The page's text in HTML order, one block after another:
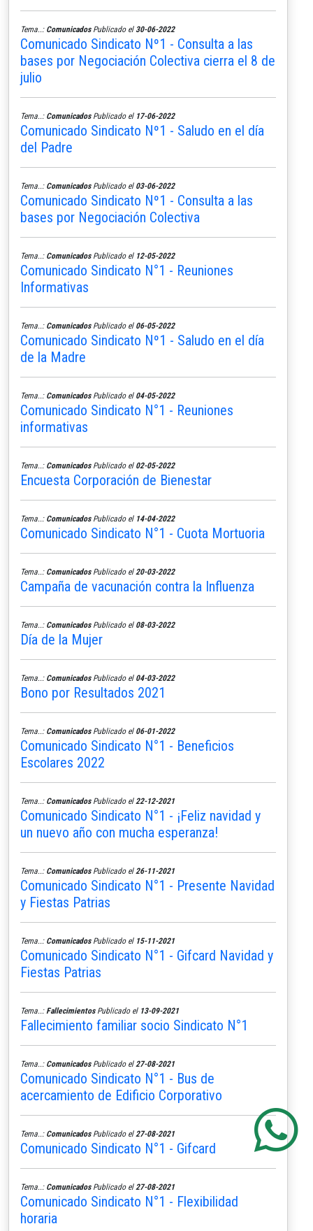
Tema..: ComunicadosPublicado el 30-06-2022
Comunicado Sindicato Nº1 - Consulta a las
bases por Negociación Colectiva cierra el 8 de
julio
Tema..: ComunicadosPublicado el 17-06-2022
Comunicado Sindicato Nº1 - Saludo en el día
del Padre
Tema..: ComunicadosPublicado el 03-06-2022
Comunicado Sindicato Nº1 - Consulta a las
bases por Negociación Colectiva
Tema..: ComunicadosPublicado el 12-05-2022
Comunicado Sindicato N°1 - Reuniones
Informativas
Tema..: ComunicadosPublicado el 06-05-2022
Comunicado Sindicato Nº1 - Saludo en el día
de la Madre
Tema..: ComunicadosPublicado el 04-05-2022
Comunicado Sindicato N°1 - Reuniones
informativas
Tema..: ComunicadosPublicado el 02-05-2022
Encuesta Corporación de Bienestar
Tema..: ComunicadosPublicado el 14-04-2022
Comunicado Sindicato N°1 - Cuota Mortuoria
Tema..: ComunicadosPublicado el 20-03-2022
Campaña de vacunación contra la Influenza
Tema..: ComunicadosPublicado el 08-03-2022
Día de la Mujer
Tema..: ComunicadosPublicado el 04-03-2022
Bono por Resultados 2021
Tema..: ComunicadosPublicado el 06-01-2022
Comunicado Sindicato N°1 - Beneficios
Escolares 2022
Tema..: ComunicadosPublicado el 22-12-2021
Comunicado Sindicato N°1 - ¡Feliz navidad y
un nuevo año con mucha esperanza!
Tema..: ComunicadosPublicado el 26-11-2021
Comunicado Sindicato N°1 - Presente Navidad
y Fiestas Patrias
Tema..: ComunicadosPublicado el 15-11-2021
Comunicado Sindicato N°1 - Gifcard Navidad y
Fiestas Patrias
Tema..: FallecimientosPublicado el 13-09-2021
Fallecimiento familiar socio Sindicato N°1
Tema..: ComunicadosPublicado el 27-08-2021
Comunicado Sindicato N°1 - Bus de
acercamiento de Edificio Corporativo
Tema..: ComunicadosPublicado el 27-08-2021
Comunicado Sindicato N°1 - Gifcard
Tema..: ComunicadosPublicado el 27-08-2021
Comunicado Sindicato N°1 - Flexibilidad
horaria